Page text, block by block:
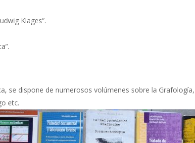
Klages”.
se dispone de numerosos volúmenes sobre la
etc.